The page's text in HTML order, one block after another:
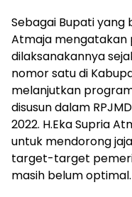
Sebagai Bupati yang
Atmaja mengatakan
dilaksanakannya
nomor satu di
melanjutkan
disusun dalam
2022. H.Eka Supria
untuk mendorong
target-target
masih belum optimal.